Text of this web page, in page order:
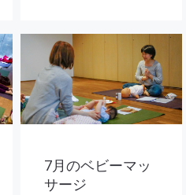
7月のベビーマッ
サージ